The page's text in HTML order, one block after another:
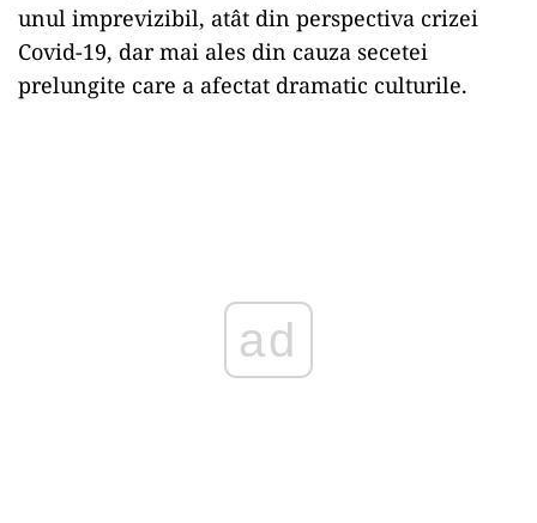
unul imprevizibil, atât din perspectiva crizei
Covid-19, dar mai ales din cauza secetei
prelungite care a afectat dramatic culturile.
ad